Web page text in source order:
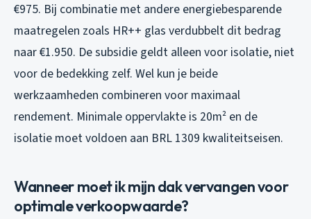
€975. Bij combinatie met andere energiebesparende
maatregelen zoals HR++ glas verdubbelt dit bedrag
naar €1.950. De subsidie geldt alleen voor isolatie, niet
voor de bedekking zelf. Wel kun je beide
werkzaamheden combineren voor maximaal
rendement. Minimale oppervlakte is 20m² en de
isolatie moet voldoen aan BRL 1309 kwaliteitseisen.
Wanneer moet ik mijn dak vervangen voor
optimale verkoopwaarde?